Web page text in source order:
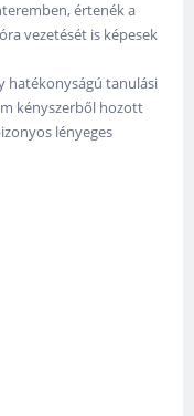
értenék a
vezetését is képesek
hatékonyságú tanulási
kényszerből hozott
lényeges